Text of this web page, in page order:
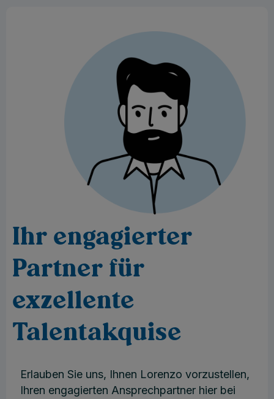
Ihr engagierter
Partner für
exzellente
Talentakquise
Erlauben Sie uns, Ihnen Lorenzo vorzustellen,
Ihren engagierten Ansprechpartner hier bei